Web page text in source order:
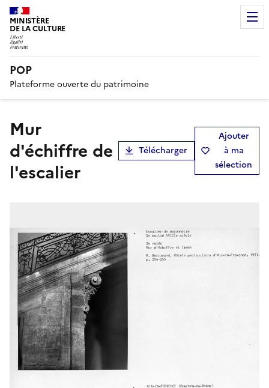
MINISTÈRE
DE LA CULTURE
POP
Plateforme ouverte du patrimoine
Mur
d'échiffre de
l'escalier
Télécharger
Ajouter
à ma
sélection